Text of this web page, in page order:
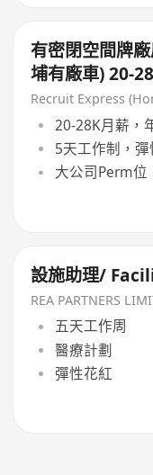
有密閉空間牌廠房技
埔有廠車) 20-
Recruit Express
20-28K月薪，
5天工作制，
大公司Perm位
設施助理/
REA PARTNERS
五天工作周
醫療計劃
彈性花紅